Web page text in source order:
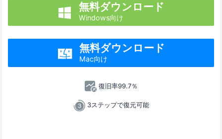
 無料ダウンロード
Windows向け
 無料ダウンロード
Mac向け
復旧率99.7％
3ステップで復元可能